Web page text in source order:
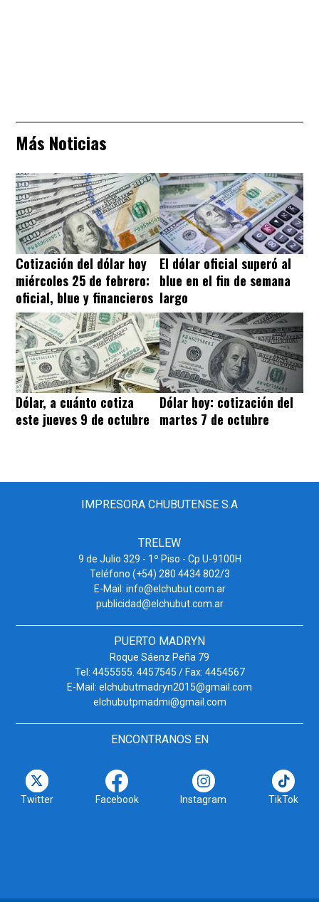
Más Noticias
Cotización del dólar hoy
miércoles 25 de febrero:
oficial, blue y financieros
El dólar oficial superó al
blue en el fin de semana
largo
Dólar, a cuánto cotiza
este jueves 9 de octubre
Dólar hoy: cotización del
martes 7 de octubre
IMPRESORA CHUBUTENSE S.A
TRELEW
9 de Julio 329 - 1º Piso - Cp U-9100H
Teléfono (+54) 280 4434 802/3
E-Mail: info@elchubut.com.ar
publicidad@elchubut.com.ar
PUERTO MADRYN
Roque Sáenz Peña 79
Tel: 4455555. 4457545 / Fax: 4454567
E-Mail: elchubutmadryn2015@gmail.com
elchubutpmadmi@gmail.com
ENCONTRANOS EN
Twitter Facebook Instagram TikTok